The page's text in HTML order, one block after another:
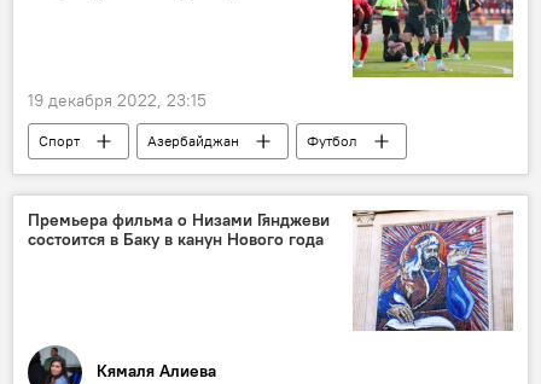
19 декабря 2022, 23:15
Спорт Азербайджан
Футбол
ФК "Карабах"
ФК "Габала"
Премьера фильма о Низами Гянджеви
состоится в Баку в канун Нового года
Кямаля Алиева